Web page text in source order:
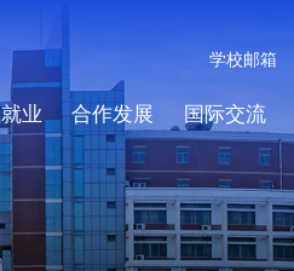
学校邮箱
业 合作发展 国际交流